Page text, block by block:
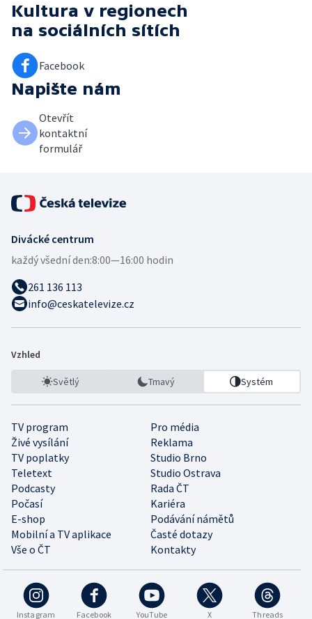
Kultura v regionech
na sociálních sítích
Facebook
Napište nám
Otevřít
kontaktní
formulář
Divácké centrum
každý všední den:8:00—16:00 hodin
261 136 113
info@ceskatelevize.cz
Vzhled
Světlý Tmavý Systém
TV program
Pro média
Živé vysílání
Reklama
TV poplatky
Studio Brno
Teletext
Studio Ostrava
Podcasty
Rada ČT
Počasí
Kariéra
E-shop
Podávání námětů
Mobilní a TV aplikace
Časté dotazy
Vše o ČT
Kontakty
Instagram Facebook YouTube X Threads